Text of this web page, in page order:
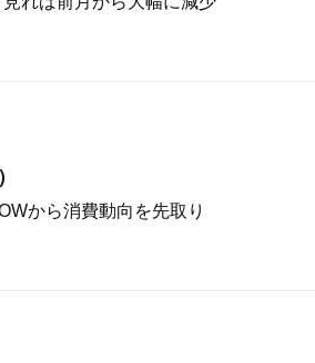
から消費動向を先取り